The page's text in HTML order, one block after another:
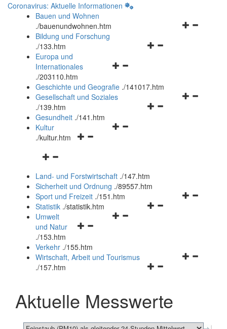
Coronavirus: Aktuelle Informationen
Bauen und Wohnen
./bauenundwohnen.htm
Navigationsmenü
Bildung und Forschung
./133.htm
Navigationsmenü
und
schließen
Europa und
Internationales
./203110.htm
Geschichte und Geografie ./141017.htm
Navigationsmenü
Gesellschaft und Soziales
./139.htm
Navigationsmenü
Gesundheit ./141.htm
Navigationsmenü
Kultur
./kultur.htm
Navigationsmenü
und
schließen
Land- und Forstwirtschaft ./147.htm
Sicherheit und Ordnung ./89557.htm
Navigationsmenü
Sport und Freizeit ./151.htm
Navigationsmenü
Statistik ./statistik.htm
Navigationsmenü
und
schließen
Umwelt
und Natur
./153.htm
Verkehr ./155.htm
Navigationsmenü
schließen
Wirtschaft, Arbeit und Tourismus
./157.htm
Aktuelle Messwerte